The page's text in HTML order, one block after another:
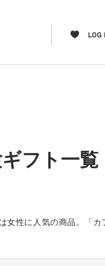
フト一覧
性に人気の商品。「